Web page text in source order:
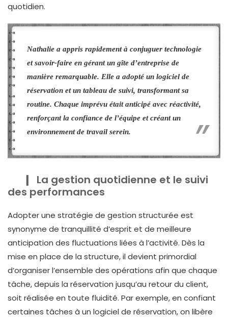
quotidien.
Nathalie a appris rapidement à conjuguer technologie
et savoir-faire en gérant un gîte d’entreprise de
manière remarquable. Elle a adopté un logiciel de
réservation et un tableau de suivi, transformant sa
routine. Chaque imprévu était anticipé avec réactivité,
renforçant la confiance de l’équipe et créant un
environnement de travail serein.
La gestion quotidienne et le suivi
des performances
Adopter une stratégie de gestion structurée est
synonyme de tranquillité d’esprit et de meilleure
anticipation des fluctuations liées à l’activité. Dès la
mise en place de la structure, il devient primordial
d’organiser l’ensemble des opérations afin que chaque
tâche, depuis la réservation jusqu’au retour du client,
soit réalisée en toute fluidité. Par exemple, en confiant
certaines tâches à un logiciel de réservation, on libère